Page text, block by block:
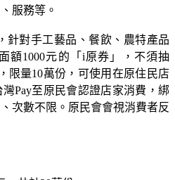
服務等。
針對手工藝品、餐飲、農特產品
額1000元的「i原券」，不須抽
限量10萬份，可使用在原住民店
Pay至原民會認證店家消費，綁
次數不限。原民會會視消費者反